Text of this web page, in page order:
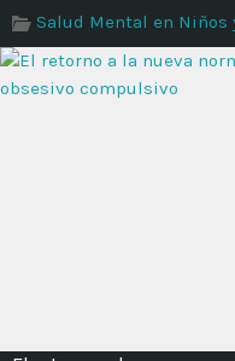
Salud Mental en Niños